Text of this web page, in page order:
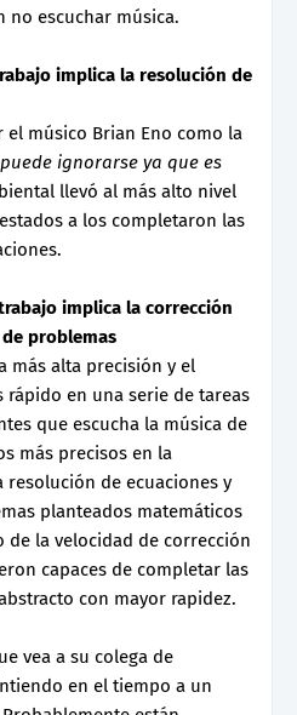
no escuchar música.
implica la resolución de
músico Brian Eno como la
ignorarse ya que es
llevó al más alto nivel
a los completaron las
implica la corrección
problemas
más alta precisión y el
en una serie de tareas
que escucha la música de
más precisos en la
de ecuaciones y
planteados matemáticos
de la velocidad de corrección
capaces de completar las
con mayor rapidez.
vea a su colega de
en el tiempo a un